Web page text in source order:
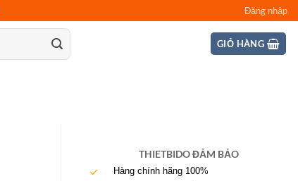
Đăng nhập
GIỎ HÀNG
THIETBIDO ĐẢM BẢO
Hàng chính hãng 100%